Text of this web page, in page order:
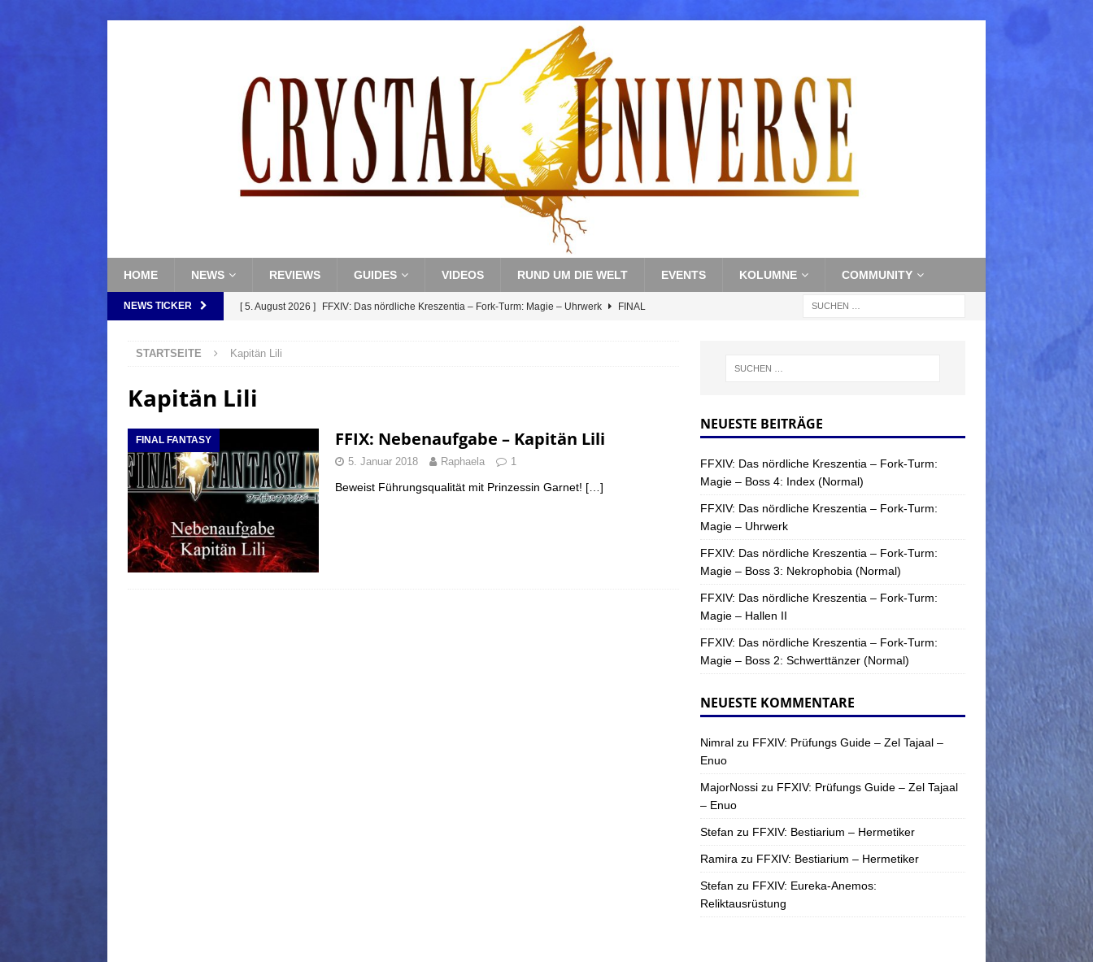
HOME NEWS REVIEWS GUIDES VIDEOS RUND UM DIE WELT EVENTS KOLUMNE COMMUNITY
NEWS TICKER [ 5. August 2026 ] FFXIV: Das nördliche Kreszentia – Fork-Turm: Magie – Uhrwerk FINAL
[ 5. August 2026 ]
(Normal)
[ 5. August 2026 ]
(Normal) FINAL FANTASY
[ 5. August 2026 ]
FINAL FANTASY
STARTSEITE Kapitän Lili
Kapitän Lili
FINAL FANTASY FFIX: Nebenaufgabe – Kapitän Lili
5. Januar 2018 Raphaela 1
Beweist Führungsqualität mit Prinzessin Garnet! […]
NEUESTE BEITRÄGE
FFXIV: Das nördliche Kreszentia – Fork-Turm:
Magie – Boss 4: Index (Normal)
FFXIV: Das nördliche Kreszentia – Fork-Turm:
Magie – Uhrwerk
FFXIV: Das nördliche Kreszentia – Fork-Turm:
Magie – Boss 3: Nekrophobia (Normal)
FFXIV: Das nördliche Kreszentia – Fork-Turm:
Magie – Hallen II
FFXIV: Das nördliche Kreszentia – Fork-Turm:
Magie – Boss 2: Schwerttänzer (Normal)
NEUESTE KOMMENTARE
Nimralzu FFXIV: Prüfungs Guide – Zel Tajaal –
Enuo
MajorNossizu FFXIV: Prüfungs Guide – Zel Tajaal
– Enuo
Stefan zu FFXIV: Bestiarium – Hermetiker
Ramira zu FFXIV: Bestiarium – Hermetiker
Stefan zu FFXIV: Eureka-Anemos:
Reliktausrüstung